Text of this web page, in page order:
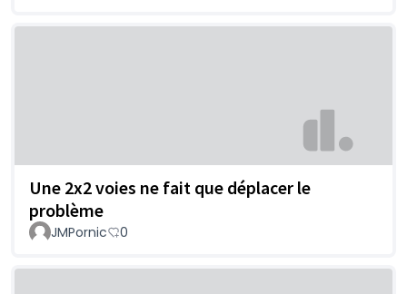
Une 2x2 voies ne fait que déplacer le
problème
JMPornic 0